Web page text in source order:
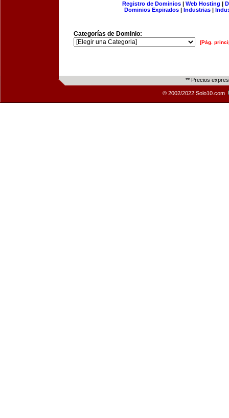
Registro de Dominios| Web Hosting |
Dominios Expirados | Industrias |
Categorías de Dominio:
[Pág.
** Precios
© 2002/2022 Solo10.com